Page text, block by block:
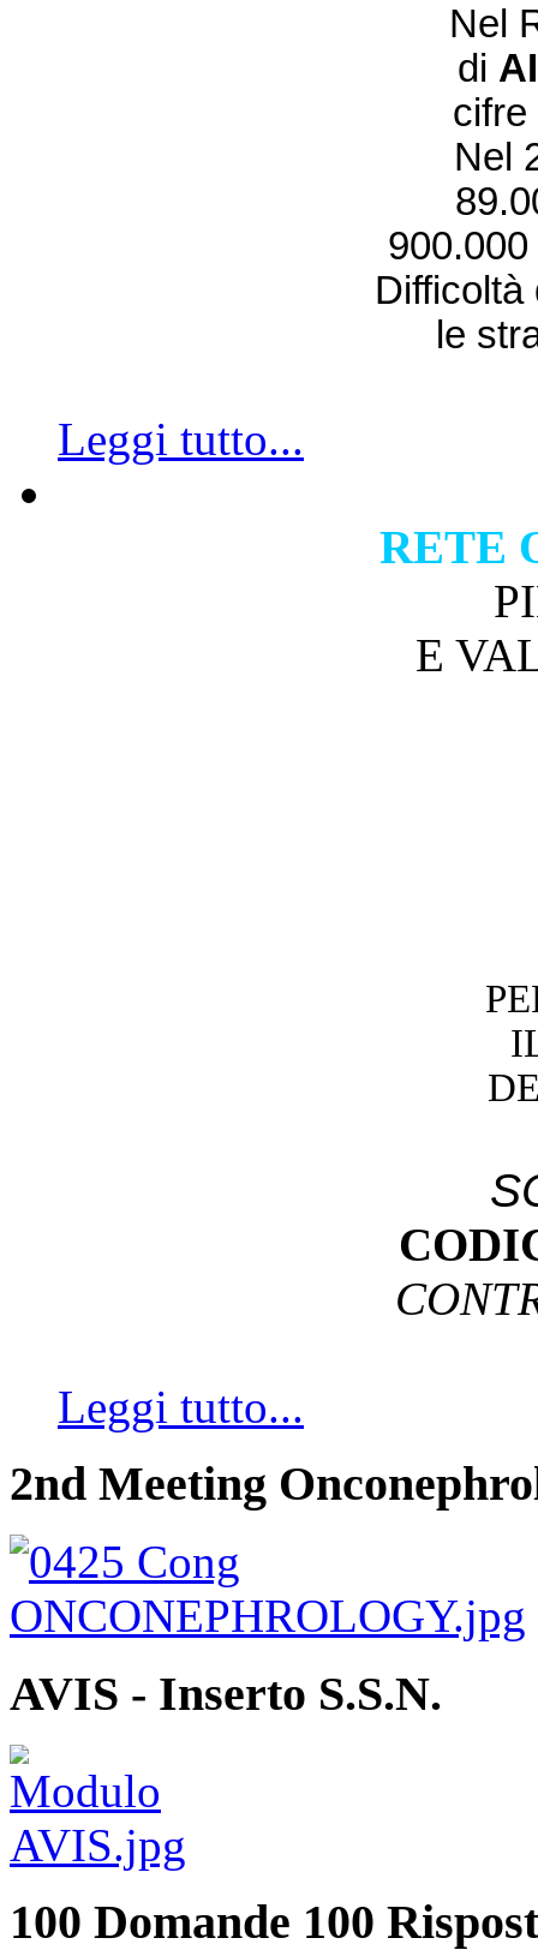
Nel
di
cifre
Nel
Difficoltà
le
Leggi tutto...
RETE
E
Leggi tutto...
2nd Meeting
AVIS - Inserto S.S.N.
100 Domande 100